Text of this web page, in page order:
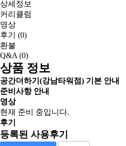
상세정보
커리큘럼
영상
후기 (0)
환불
Q&A (0)
상품 정보
공간더하기(강남타워점) 기본 안내
준비사항 안내
영상
현재 준비 중입니다.
후기
등록된 사용후기